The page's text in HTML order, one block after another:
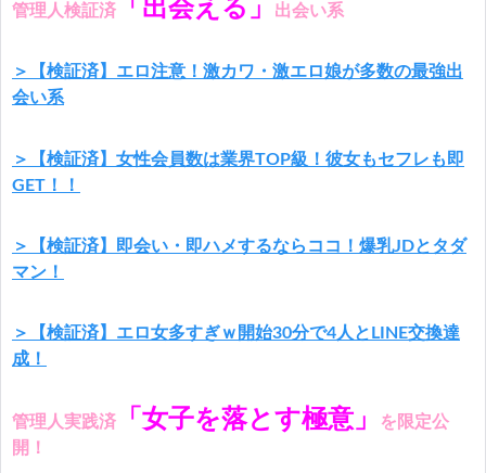
管理人検証済 「出会える」 出会い系
＞【検証済】エロ注意！激カワ・激エロ娘が多数の最強出
会い系
＞【検証済】女性会員数は業界TOP級！彼女もセフレも即
GET！！
＞【検証済】即会い・即ハメするならココ！爆乳JDとタダ
マン！
＞【検証済】エロ女多すぎｗ開始30分で4人とLINE交換達
成！
管理人実践済 「女子を落とす極意」
を限定公
開！